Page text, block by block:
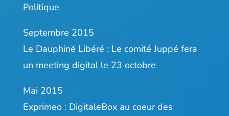
Politique
Septembre 2015
Le Dauphiné Libéré : Le comité Juppé fera
un meeting digital le 23 octobre
Mai 2015
Exprimeo : DigitaleBox au coeur des